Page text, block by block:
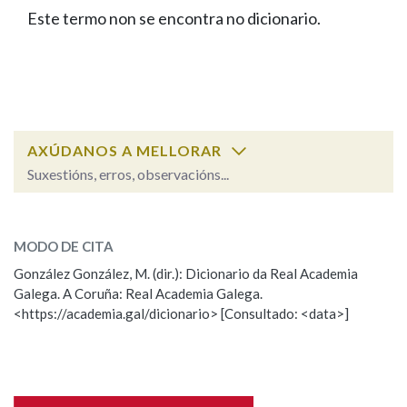
FIGURAS HOMENAXEADAS
PORTAL DAS PALABRAS
Facebook
TwitterYoutubeInstagram
Bluesky
BUSCAR NOS LEMAS
Remata por
BUSCAR NO CONTIDO
Nas definicións
Este termo non se encontra no dicionario.
AXÚDANOS A MELLORAR
Suxestións, erros, observacións...
Observación
Nome
MODO DE CITA
González González, M. (dir.): Dicionario da Real Academia
Galega. A Coruña: Real Academia Galega.
<https://academia.gal/dicionario> [Consultado: <data>]